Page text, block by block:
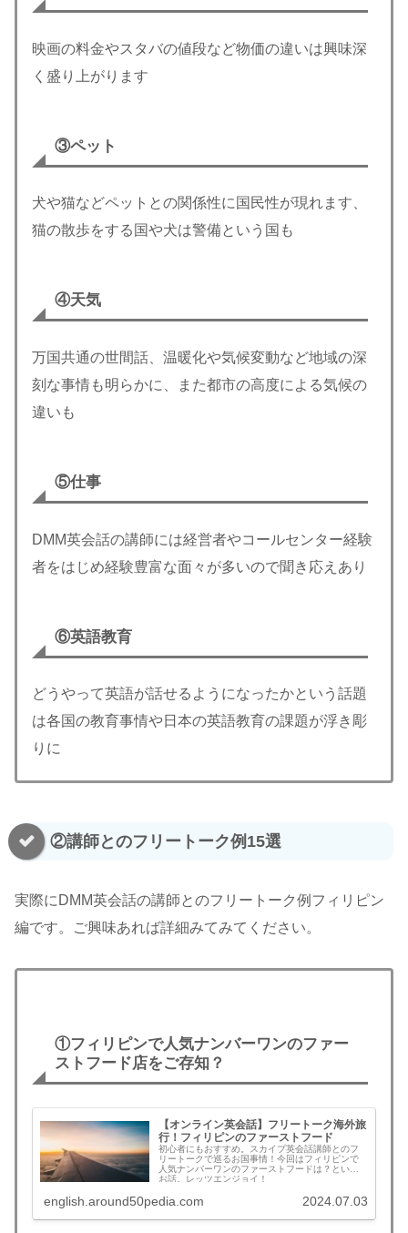
映画の料金やスタバの値段など物価の違いは興味深
く盛り上がります
③ペット
犬や猫などペットとの関係性に国民性が現れます、
猫の散歩をする国や犬は警備という国も
④天気
万国共通の世間話、温暖化や気候変動など地域の深
刻な事情も明らかに、また都市の高度による気候の
違いも
⑤仕事
DMM英会話の講師には経営者やコールセンター経験
者をはじめ経験豊富な面々が多いので聞き応えあり
⑥英語教育
どうやって英語が話せるようになったかという話題
は各国の教育事情や日本の英語教育の課題が浮き彫
りに
②講師とのフリートーク例15選
実際にDMM英会話の講師とのフリートーク例フィリピン
編です。ご興味あれば詳細みてみてください。
①フィリピンで人気ナンバーワンのファー
ストフード店をご存知？
【オンライン英会話】フリートーク海外旅
行！フィリピンのファーストフード
初心者にもおすすめ。スカイプ英会話講師とのフ
リートークで巡るお国事情！今回はフィリピンで
人気ナンバーワンのファーストフードは？という
お話。レッツエンジョイ！
english.around50pedia.com 2024.07.03